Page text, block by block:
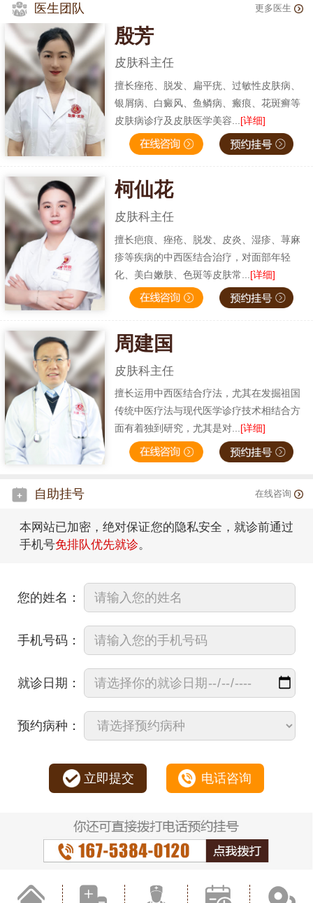
医生团队 更多医生
殷芳
皮肤科主任
擅长痤疮、脱发、扁平疣、过敏性皮肤病、
银屑病、白癜风、鱼鳞病、瘢痕、花斑癣等
皮肤病诊疗及皮肤医学美容... [详细]
柯仙花
皮肤科主任
擅长疤痕、痤疮、脱发、皮炎、湿疹、荨麻
疹等疾病的中西医结合治疗，对面部年轻
化、美白嫩肤、色斑等皮肤常... [详细]
周建国
皮肤科主任
擅长运用中西医结合疗法，尤其在发掘祖国
传统中医疗法与现代医学诊疗技术相结合方
面有着独到研究，尤其是对...[详细]
自助挂号 在线咨询
本网站已加密，绝对保证您的隐私安全，就诊前通过
手机号免排队优先就诊。
您的姓名：
手机号码：
就诊日期：
预约病种：
立即提交 电话咨询